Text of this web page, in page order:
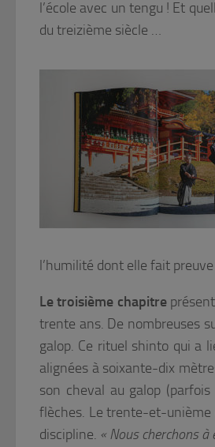
l’école avec un tengu ! Et
du treizième siècle …
l’humilité dont elle fait
Le troisième chapitre
trente ans. De nombreuses
galop. Ce rituel shinto qui a
alignées à soixante-dix
son cheval au galop
flèches. Le trente-et-unième
discipline. « Nous cherchons